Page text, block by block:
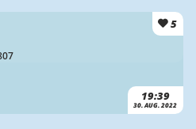
5
19:39
30. AUG. 2022